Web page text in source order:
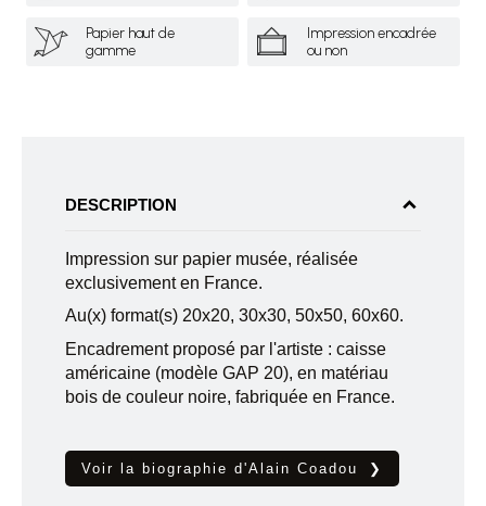
Papier haut de
gamme
Impression encadrée
ou non
DESCRIPTION
Impression sur papier musée, réalisée
exclusivement en France.
Au(x) format(s) 20x20, 30x30, 50x50, 60x60.
Encadrement proposé par l'artiste : caisse
américaine (modèle GAP 20), en matériau
bois de couleur noire, fabriquée en France.
Voir la biographie d'Alain Coadou